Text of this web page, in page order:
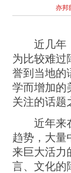
亦邦
近几年
为比较难过
誉到当地的
学而增加的
关注的话题
近年来在
趋势，大量
来巨大活力
言、文化的